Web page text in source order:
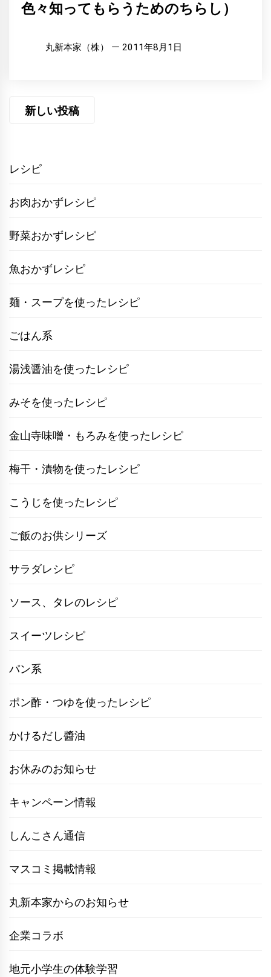
色々知ってもらうためのちらし）
丸新本家（株） 2011年8月1日
ビ
ー
シ
ン
新しい投稿
レシピ
お肉おかずレシピ
野菜おかずレシピ
魚おかずレシピ
麺・スープを使ったレシピ
ごはん系
湯浅醤油を使ったレシピ
みそを使ったレシピ
金山寺味噌・もろみを使ったレシピ
梅干・漬物を使ったレシピ
こうじを使ったレシピ
ご飯のお供シリーズ
サラダレシピ
ソース、タレのレシピ
スイーツレシピ
パン系
ポン酢・つゆを使ったレシピ
かけるだし醬油
お休みのお知らせ
キャンペーン情報
しんこさん通信
マスコミ掲載情報
丸新本家からのお知らせ
企業コラボ
地元小学生の体験学習